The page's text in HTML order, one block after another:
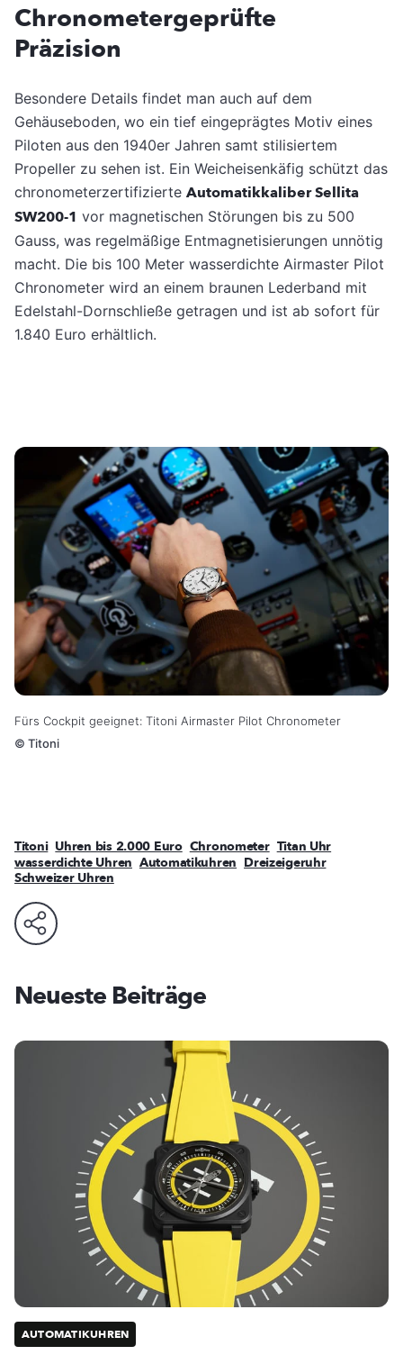
Chronometergeprüfte
Präzision
Besondere Details findet man auch auf dem
Gehäuseboden, wo ein tief eingeprägtes Motiv eines
Piloten aus den 1940er Jahren samt stilisiertem
Propeller zu sehen ist. Ein Weicheisenkäfig schützt das
chronometerzertifizierte Automatikkaliber Sellita
SW200-1 vor magnetischen Störungen bis zu 500
Gauss, was regelmäßige Entmagnetisierungen unnötig
macht. Die bis 100 Meter wasserdichte Airmaster Pilot
Chronometer wird an einem braunen Lederband mit
Edelstahl-Dornschließe getragen und ist ab sofort für
1.840 Euro erhältlich.
Fürs Cockpit geeignet: Titoni Airmaster Pilot Chronometer
© Titoni
Titoni Uhren bis 2.000 Euro Chronometer Titan Uhr
wasserdichte Uhren Automatikuhren Dreizeigeruhr
Schweizer Uhren
Neueste Beiträge
AUTOMATIKUHREN